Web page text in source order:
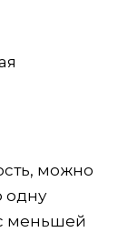
можно
одну
меньшей